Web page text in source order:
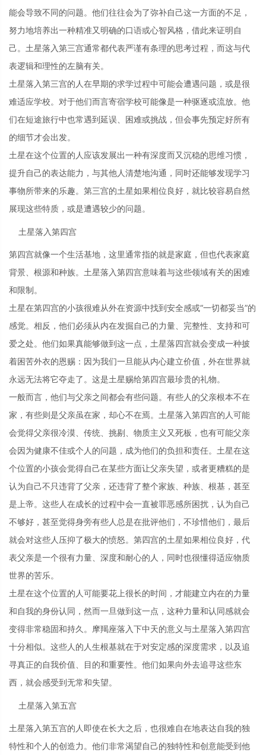
能会导致不同的问题。他们往往会为了弥补自己这一方面的不足，
努力地培养出一种精准又明确的口语或心智风格，借此来证明自
己。土星落入第三宫通常都代表严谨有条理的思考过程，而这与代
表逻辑和理性的左脑有关。
土星落入第三宫的人在早期的求学过程中可能会遭遇问题，或是很
难适应学校。对于他们而言寄宿学校可能像是一种驱逐或流放。他
们在短途旅行中也常遇到延误、困难或挑战，但会事先预定好所有
的细节才会出发。
土星在这个位置的人应该发展出一种有深度而又沉稳的思维习惯，
提升自己的表达能力，与其他人清楚地沟通，同时还能够发现学习
事物所带来的乐趣。第三宫的土星如果相位良好，就比较容易自然
展现这些特质，或是遭遇较少的问题。
土星落入第四宫
第四宫就像一个生活基地，这里通常指的就是家庭，但也代表家庭
背景、根源和种族。土星落入第四宫意味着与这些领域有关的困难
和限制。
土星在第四宫的小孩很难从外在资源中找到安全感或“一切都妥当”的
感觉。相反，他们必须从内在发掘自己的力量、完整性、支持和可
爱之处。他们如果真能够做到这一点，土星落四宫就会变成一种披
着困苦外衣的恩赐：因为我们一旦能从内心建立价值，外在世界就
永远无法将它夺走了。这是土星赐给第四宫最珍贵的礼物。
一般而言，他们与父亲之间都会有些问题。有些人的父亲根本不在
家，有些则是父亲虽在家，却心不在焉。土星落入第四宫的人可能
会觉得父亲很冷漠、传统、挑剔、物质主义又死板，也有可能父亲
会因为健康不佳或个人的问题，成为他们的负担和责任。土星在这
个位置的小孩会觉得自己在某些方面让父亲失望，或者更糟糕的是
认为自己不只违背了父亲，还违背了整个家族、种族、根基，甚至
是上帝。这些人在成长的过程中会一直被罪恶感所困扰，认为自己
不够好，甚至觉得身旁有些人总是在批评他们，不珍惜他们，最后
就会对这些人压抑了极大的愤怒。第四宫的土星如果相位良好，代
表父亲是一个很有力量、深度和耐心的人，同时也很懂得适应物质
世界的苦乐。
土星在这个位置的人可能要花上很长的时间，才能建立内在的力量
和自我的身份认同，然而一旦做到这一点，这种力量和认同感就会
变得非常稳固和持久。摩羯座落入下中天的意义与土星落入第四宫
十分相似。这些人的人生根基就在于对安定感的深度需求，以及追
寻真正的自我价值、目的和重要性。他们如果向外去追寻这些东
西，就会感受到无常和失望。
土星落入第五宫
土星落入第五宫的人即使在长大之后，也很难自在地表达自我的独
特性和个人的创造力。他们非常渴望自己的独特性和创意能受到他